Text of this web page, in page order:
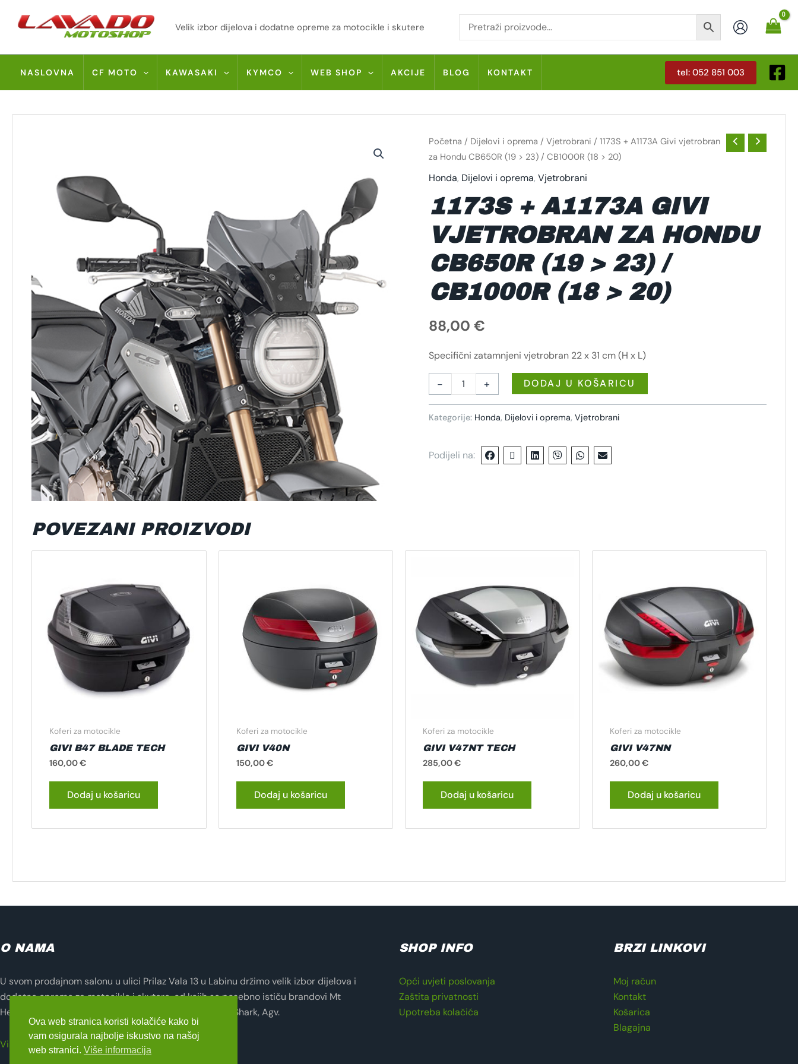
Velik izbor dijelova i dodatne opreme za motocikle i skutere
NASLOVNA CF MOTO KAWASAKI KYMCO WEB SHOP AKCIJE BLOG KONTAKT tel: 052 851 003
Početna / Dijelovi i oprema / Vjetrobrani / 1173S + A1173A Givi vjetrobran
za Hondu CB650R (19 > 23) / CB1000R (18 > 20)
Honda, Dijelovi i oprema, Vjetrobrani
1173S + A1173A GIVI
VJETROBRAN ZA HONDU
CB650R (19 > 23) /
CB1000R (18 > 20)
88,00 €
Specifični zatamnjeni vjetrobran 22 x 31 cm (H x L)
-
1173S
+
A1173A
VJETROBRAN
ZA
CB650R
(19
>
23)
CB1000R
(18
>
20)
+ DODAJ U KOŠARICU
Kategorije: Honda, Dijelovi i oprema, Vjetrobrani
Podijeli na:
POVEZANI PROIZVODI
Koferi za motocikle
GIVI B47 BLADE TECH
160,00€
Dodaj u košaricu
Koferi za motocikle
GIVI V40N
150,00€
Dodaj u košaricu
Koferi za motocikle
GIVI V47NT TECH
285,00€
Dodaj u košaricu
Koferi za motocikle
GIVI V47NN
260,00€
Dodaj u košaricu
O NAMA
U svom prodajnom salonu u ulici Prilaz Vala 13 u Labinu držimo velik izbor dijelova i
dodatne opreme za motocikle i skutere, od kojih se posebno ističu brandovi Mt
Helmets, Lampa, Evotech, Seventy Degrees, Zandona, Shark, Agv.
Više o nama
SHOP INFO
Opći uvjeti poslovanja
Zaštita privatnosti
Upotreba kolačića
BRZI LINKOVI
Moj račun
Kontakt
Košarica
Blagajna
Ova web stranica koristi kolačiće kako bi
vam osigurala najbolje iskustvo na našoj
web stranici. Više informacija